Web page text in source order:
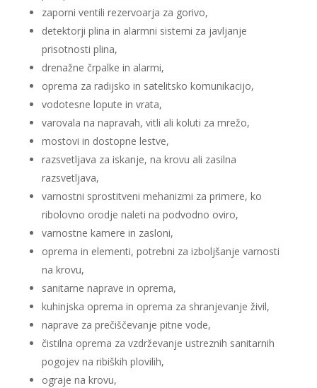
zaporni ventili rezervoarja za gorivo,
detektorji plina in alarmni sistemi za javljanje
prisotnosti plina,
drenažne črpalke in alarmi,
oprema za radijsko in satelitsko komunikacijo,
vodotesne lopute in vrata,
varovala na napravah, vitli ali koluti za mrežo,
mostovi in dostopne lestve,
razsvetljava za iskanje, na krovu ali zasilna
razsvetljava,
varnostni sprostitveni mehanizmi za primere, ko
ribolovno orodje naleti na podvodno oviro,
varnostne kamere in zasloni,
oprema in elementi, potrebni za izboljšanje varnosti
na krovu,
sanitarne naprave in oprema,
kuhinjska oprema in oprema za shranjevanje živil,
naprave za prečiščevanje pitne vode,
čistilna oprema za vzdrževanje ustreznih sanitarnih
pogojev na ribiških plovilih,
ograje na krovu,